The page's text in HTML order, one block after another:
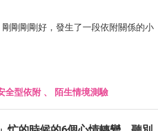
剛剛剛好，發生了一段依附關係的小
全型依附 、 陌生情境測驗